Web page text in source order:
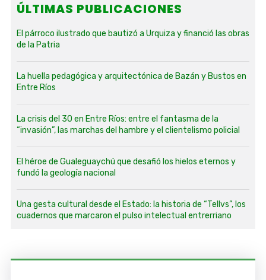
ÚLTIMAS PUBLICACIONES
El párroco ilustrado que bautizó a Urquiza y financió las obras
de la Patria
La huella pedagógica y arquitectónica de Bazán y Bustos en
Entre Ríos
La crisis del 30 en Entre Ríos: entre el fantasma de la
“invasión”, las marchas del hambre y el clientelismo policial
El héroe de Gualeguaychú que desafió los hielos eternos y
fundó la geología nacional
Una gesta cultural desde el Estado: la historia de “Tellvs”, los
cuadernos que marcaron el pulso intelectual entrerriano